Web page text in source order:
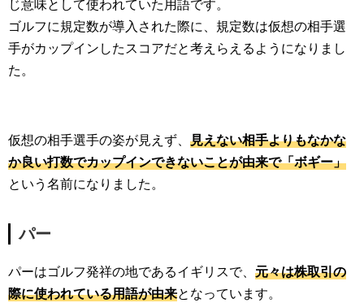
じ意味として使われていた用語です。
ゴルフに規定数が導入された際に、規定数は仮想の相手選
手がカップインしたスコアだと考えらえるようになりまし
た。
仮想の相手選手の姿が見えず、 見えない相手よりもなかな
か良い打数でカップインできないことが由来で「ボギー」
という名前になりました。
パー
パーはゴルフ発祥の地であるイギリスで、 元々は株取引の
際に使われている用語が由来となっています。